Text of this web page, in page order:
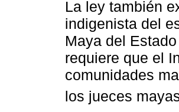
La ley también
indigenista del
Maya del
requiere que el
comunidades
los jueces